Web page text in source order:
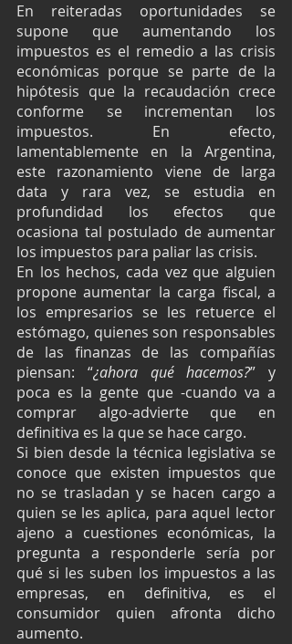
En reiteradas oportunidades se
supone que aumentando los
impuestos es el remedio a las crisis
económicas porque se parte de la
hipótesis que la recaudación crece
conforme se incrementan los
impuestos. En efecto,
lamentablemente en la Argentina,
este razonamiento viene de larga
data y rara vez, se estudia en
profundidad los efectos que
ocasiona tal postulado de aumentar
los impuestos para paliar las crisis.
En los hechos, cada vez que alguien
propone aumentar la carga fiscal, a
los empresarios se les retuerce el
estómago, quienes son responsables
de las finanzas de las compañías
piensan: “¿ahora qué hacemos?” y
poca es la gente que -cuando va a
comprar algo-advierte que en
definitiva es la que se hace cargo.
Si bien desde la técnica legislativa se
conoce que existen impuestos que
no se trasladan y se hacen cargo a
quien se les aplica, para aquel lector
ajeno a cuestiones económicas, la
pregunta a responderle sería por
qué si les suben los impuestos a las
empresas, en definitiva, es el
consumidor quien afronta dicho
aumento.